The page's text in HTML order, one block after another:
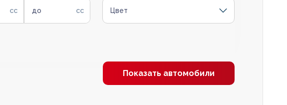
до Цвет
Показать автомобили